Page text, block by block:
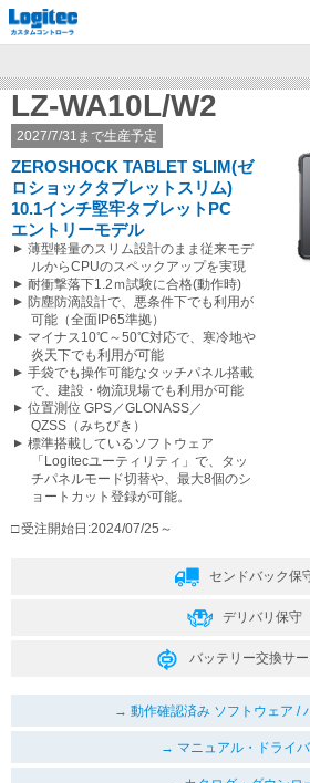
LZ-WA10L/W2
2027/7/31まで生産予定
ZEROSHOCK TABLET SLIM(ゼ
ロショックタブレットスリム)
10.1インチ堅牢タブレットPC
エントリーモデル
薄型軽量のスリム設計のまま従来モデ
ルからCPUのスペックアップを実現
耐衝撃落下1.2ｍ試験に合格(動作時)
防塵防滴設計で、悪条件下でも利用が
可能（全面IP65準拠）
マイナス10℃～50℃対応で、寒冷地や
炎天下でも利用が可能
手袋でも操作可能なタッチパネル搭載
で、建設・物流現場でも利用が可能
位置測位 GPS／GLONASS／
QZSS（みちびき）
標準搭載しているソフトウェア
「Logitecユーティリティ」で、タッ
チパネルモード切替や、最大8個のシ
ョートカット登録が可能。
受注開始日:2024/07/25～
センドバック保
デリバリ保守
バッテリー交換サ
動作確認済み ソフトウェア /
マニュアル・ドライ